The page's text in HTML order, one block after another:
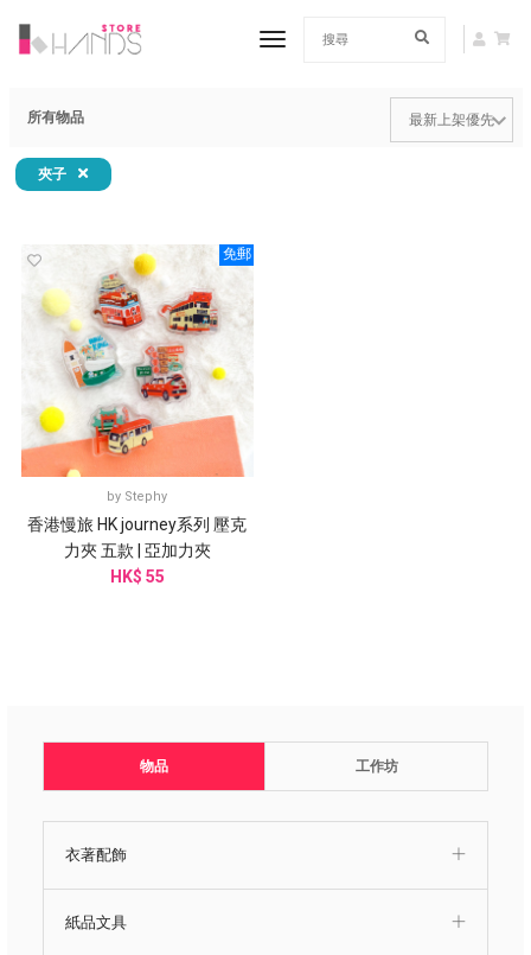
toggle navigation
物品 工作坊
衣著配飾
紙品文具
所有物品
夾子
免郵
by Stephy
香港慢旅 HK journey系列 壓克
力夾 五款 | 亞加力夾
HK$ 55